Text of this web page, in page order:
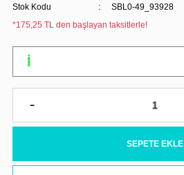
Stok Kodu
SBL0-49_93928
*175,25 TL den başlayan taksitlerle!
SEPETE EKLE